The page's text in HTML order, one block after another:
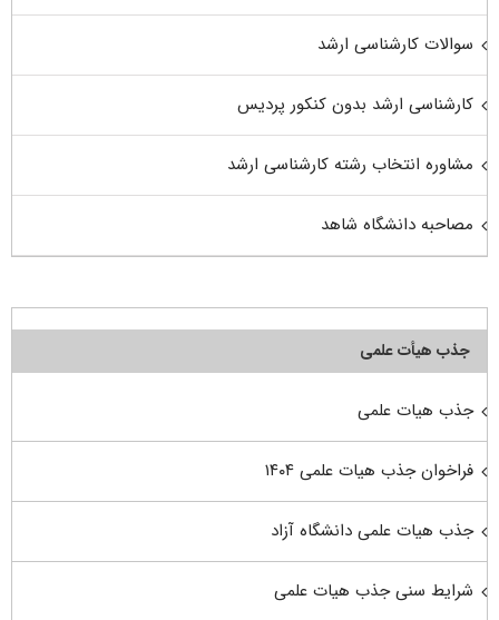
سوالات کارشناسی ارشد
کارشناسی ارشد بدون کنکور پردیس
مشاوره انتخاب رشته کارشناسی ارشد
مصاحبه دانشگاه شاهد
جذب هیأت علمی
جذب هیات علمی
فراخوان جذب هیات علمی ۱۴۰۴
جذب هیات علمی دانشگاه آزاد
شرایط سنی جذب هیات علمی